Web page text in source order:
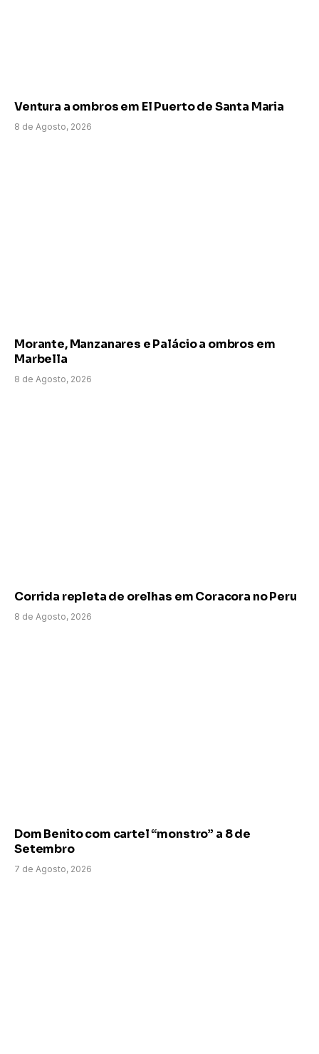
Ventura a ombros em El Puerto de Santa Maria
8 de Agosto, 2026
Morante, Manzanares e Palácio a ombros em
Marbella
8 de Agosto, 2026
Corrida repleta de orelhas em Coracora no Peru
8 de Agosto, 2026
Dom Benito com cartel “monstro” a 8 de
Setembro
7 de Agosto, 2026